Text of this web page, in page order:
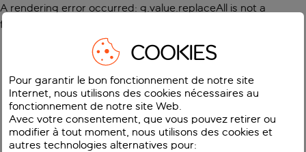
A rendering error occurred: g.value.replaceAll is not a
function
COOKIES
Pour garantir le bon fonctionnement de notre site
Internet, nous utilisons des cookies nécessaires au
fonctionnement de notre site Web.
Avec votre consentement, que vous pouvez retirer ou
modifier à tout moment, nous utilisons des cookies et
autres technologies alternatives pour: